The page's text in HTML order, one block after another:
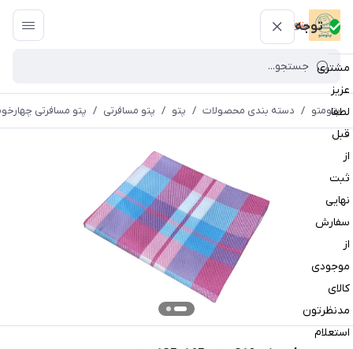
توجه
مشتری
عزیز
لطفا
قبل
از
ثبت
نهایی
سفارش
از
موجودی
کالای
مدنظرتون
استعلام
پتومتو
پتومتو / دسته بندی محصولات / پتو / پتو مسافرتی / پتو مسافرتی